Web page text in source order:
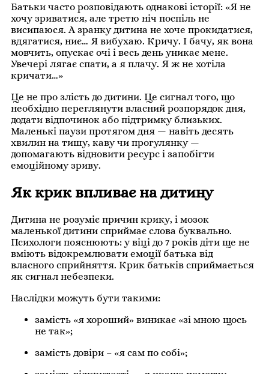
Батьки часто розповідають однакові історії: «Я не
хочу зриватися, але третю ніч поспіль не
висипаюся. А зранку дитина не хоче прокидатися,
вдягатися, ниє… Я вибухаю. Кричу. І бачу, як вона
мовчить, опускає очі і весь день уникає мене.
Увечері лягає спати, а я плачу. Я ж не хотіла
кричати…»
Це не про злість до дитини. Це сигнал того, що
необхідно переглянути власний розпорядок дня,
додати відпочинок або підтримку близьких.
Маленькі паузи протягом дня — навіть десять
хвилин на тишу, каву чи прогулянку —
допомагають відновити ресурс і запобігти
емоційному зриву.
Як крик впливає на дитину
Дитина не розуміє причин крику, і мозок
маленької дитини сприймає слова буквально.
Психологи пояснюють: у віці до 7 років діти ще не
вміють відокремлювати емоції батька від
власного сприйняття. Крик батьків сприймається
як сигнал небезпеки.
Наслідки можуть бути такими:
замість «я хороший» виникає «зі мною щось
не так»;
замість довіри – «я сам по собі»;